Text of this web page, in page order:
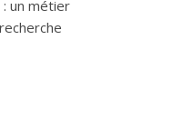
un métier